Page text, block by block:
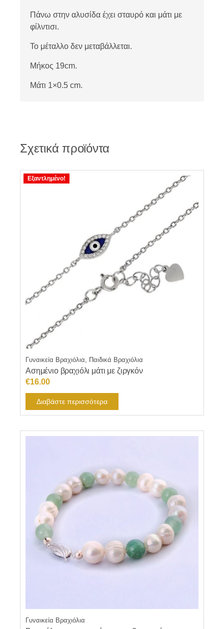
Πάνω στην αλυσίδα έχει σταυρό και μάτι με
φίλντισι.
Το μέταλλο δεν μεταβάλλεται.
Μήκος 19cm.
Μάτι 1×0.5 cm.
Σχετικά προϊόντα
Εξαντλημένο!
Γυναικεία Βραχιόλια, Παιδικά Βραχιόλια
Ασημένιο βραχιόλι μάτι με ζιργκόν
€16.00
Διαβάστε περισσότερα
Γυναικεία Βραχιόλια